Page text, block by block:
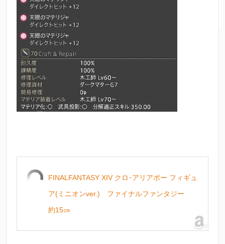
FINALFANTASY XIV クロ･アリアポー フィギュ
ア(ミニオンver.) ファイナルファンタジー
約15㎝